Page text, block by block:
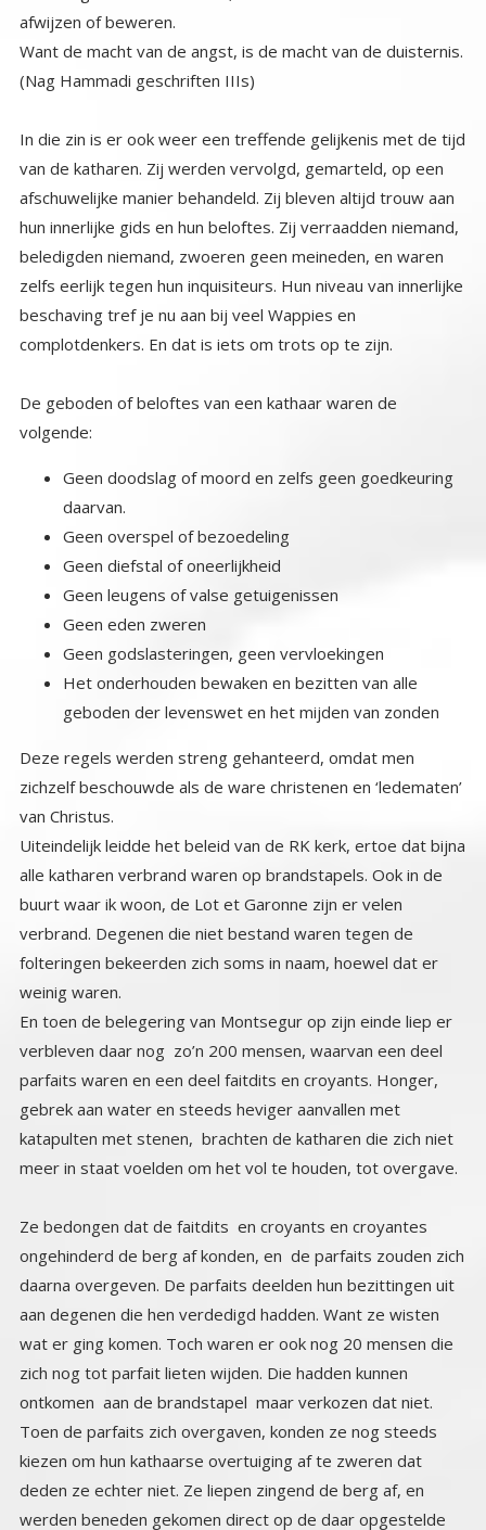
afwijzen of beweren.
Want de macht van de angst, is de macht van de duisternis.
(Nag Hammadi geschriften IIIs)
In die zin is er ook weer een treffende gelijkenis met de tijd
van de katharen. Zij werden vervolgd, gemarteld, op een
afschuwelijke manier behandeld. Zij bleven altijd trouw aan
hun innerlijke gids en hun beloftes. Zij verraadden niemand,
beledigden niemand, zwoeren geen meineden, en waren
zelfs eerlijk tegen hun inquisiteurs. Hun niveau van innerlijke
beschaving tref je nu aan bij veel Wappies en
complotdenkers. En dat is iets om trots op te zijn.
De geboden of beloftes van een kathaar waren de
volgende:
Geen doodslag of moord en zelfs geen goedkeuring
daarvan.
Geen overspel of bezoedeling
Geen diefstal of oneerlijkheid
Geen leugens of valse getuigenissen
Geen eden zweren
Geen godslasteringen, geen vervloekingen
Het onderhouden bewaken en bezitten van alle
geboden der levenswet en het mijden van zonden
Deze regels werden streng gehanteerd, omdat men
zichzelf beschouwde als de ware christenen en ‘ledematen’
van Christus.
Uiteindelijk leidde het beleid van de RK kerk, ertoe dat bijna
alle katharen verbrand waren op brandstapels. Ook in de
buurt waar ik woon, de Lot et Garonne zijn er velen
verbrand. Degenen die niet bestand waren tegen de
folteringen bekeerden zich soms in naam, hoewel dat er
weinig waren.
En toen de belegering van Montsegur op zijn einde liep er
verbleven daar nog zo’n 200 mensen, waarvan een deel
parfaits waren en een deel faitdits en croyants. Honger,
gebrek aan water en steeds heviger aanvallen met
katapulten met stenen, brachten de katharen die zich niet
meer in staat voelden om het vol te houden, tot overgave.
Ze bedongen dat de faitdits en croyants en croyantes
ongehinderd de berg af konden, en de parfaits zouden zich
daarna overgeven. De parfaits deelden hun bezittingen uit
aan degenen die hen verdedigd hadden. Want ze wisten
wat er ging komen. Toch waren er ook nog 20 mensen die
zich nog tot parfait lieten wijden. Die hadden kunnen
ontkomen aan de brandstapel maar verkozen dat niet.
Toen de parfaits zich overgaven, konden ze nog steeds
kiezen om hun kathaarse overtuiging af te zweren dat
deden ze echter niet. Ze liepen zingend de berg af, en
werden beneden gekomen direct op de daar opgestelde
brandstapels gezet en verbrand. De weiden waar de
brandstapels stonden zijn er nog en de bordjes geven aan